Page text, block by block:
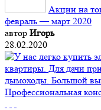
Акции на
февраль — март 2020
автор Игорь
28.02.2020